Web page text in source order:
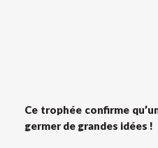
Ce trophée confirme
germer de grandes idées !